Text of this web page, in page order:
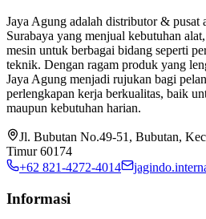
Jaya Agung adalah distributor & pusat
Surabaya yang menjual kebutuhan
mesin untuk berbagai bidang seperti
teknik. Dengan ragam produk yang
Jaya Agung menjadi rujukan bagi
perlengkapan kerja berkualitas, baik
maupun kebutuhan harian.
Jl. Bubutan No.49-51, Bubutan,
Timur 60174
+62 821-4272-4014
Informasi